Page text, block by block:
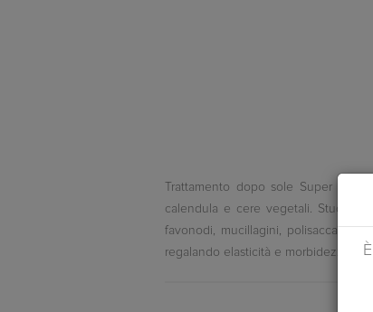
Trattamento dopo sole Super
calendula e cere vegetali.
favonodi, mucillagini, polisaccaridi
regalando elasticità e morbidezza.